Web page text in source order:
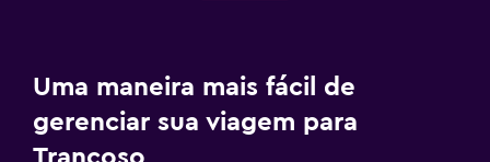
Uma maneira mais fácil de
gerenciar sua viagem para